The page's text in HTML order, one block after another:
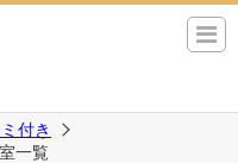
付き
一覧